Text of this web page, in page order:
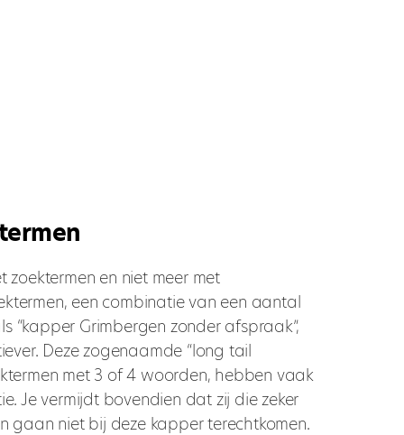
zoektermen en niet meer met
een combinatie van een aantal
“kapper Grimbergen zonder afspraak”,
Deze zogenaamde “long tail
met 3 of 4 woorden, hebben vaak
Je vermijdt bovendien dat zij die zeker
gaan niet bij deze kapper terechtkomen.